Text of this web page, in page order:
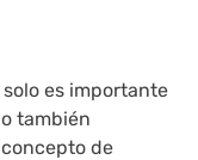
es importante
también
de